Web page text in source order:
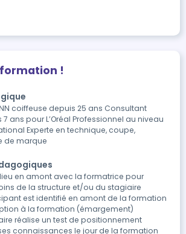
!
coiffeuse depuis 25 ans Consultant
ans pour L’Oréal Professionnel au niveau
Experte en technique, coupe,
de marque
en amont avec la formatrice pour
de la structure et/ou du stagiaire
est identifié en amont de la formation
à la formation (émargement)
réalise un test de positionnement
connaissances le jour de la formation